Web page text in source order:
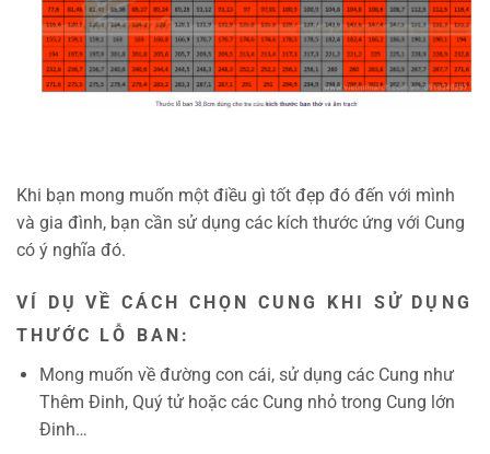
Khi bạn mong muốn một điều gì tốt đẹp đó đến với mình
và gia đình, bạn cần sử dụng các kích thước ứng với Cung
có ý nghĩa đó.
VÍ DỤ VỀ CÁCH CHỌN CUNG KHI SỬ DỤNG
THƯỚC LỖ BAN:
Mong muốn về đường con cái, sử dụng các Cung như
Thêm Đinh, Quý tử hoặc các Cung nhỏ trong Cung lớn
Đinh…